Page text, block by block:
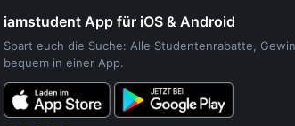
iamstudent App für iOS & Android
Spart euch die Suche: Alle Studentenrabatte,
bequem in einer App.